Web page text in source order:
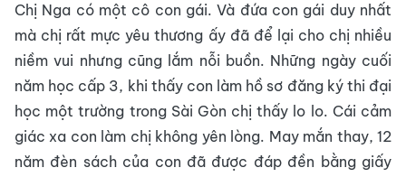
Chị Nga có một cô con gái. Và đứa con gái duy nhất
mà chị rất mực yêu thương ấy đã để lại cho chị nhiều
niềm vui nhưng cũng lắm nỗi buồn. Những ngày cuối
năm học cấp 3, khi thấy con làm hồ sơ đăng ký thi đại
học một trường trong Sài Gòn chị thấy lo lo. Cái cảm
giác xa con làm chị không yên lòng. May mắn thay, 12
năm đèn sách của con đã được đáp đền bằng giấy